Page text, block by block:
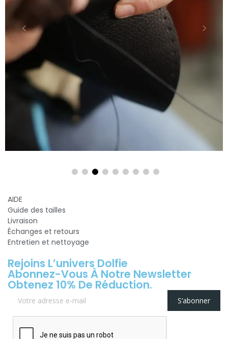
AIDE
Guide des tailles
Livraison
Échanges et retours
Entretien et nettoyage
Rejoins L’univers Dolfie
Abonnez-Vous À Notre Newsletter
Obtenez 10% De Réduction.
S’abonner